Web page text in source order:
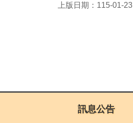
上版日期：115-01-23
訊息公告